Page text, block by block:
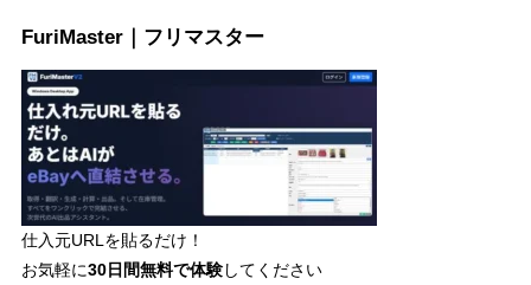
FuriMaster｜フリマスター
仕入元URLを貼るだけ！
お気軽に30日間無料で体験してください